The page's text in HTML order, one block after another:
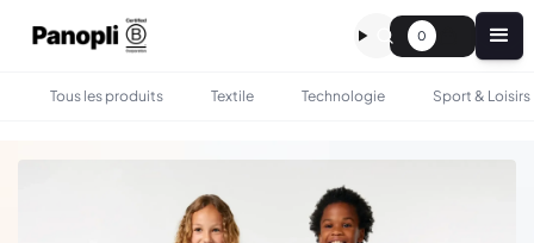
0
Tous les produits Textile Technologie Sport & Loisirs